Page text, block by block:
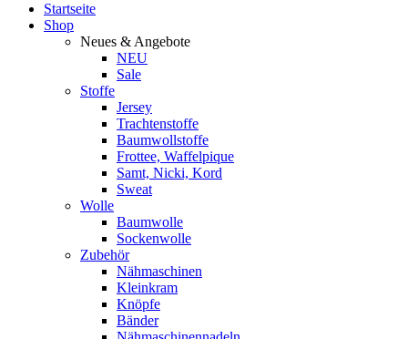
Startseite
Shop
Neues & Angebote
NEU
Sale
Stoffe
Jersey
Trachtenstoffe
Baumwollstoffe
Frottee, Waffelpique
Samt, Nicki, Kord
Sweat
Wolle
Baumwolle
Sockenwolle
Zubehör
Nähmaschinen
Kleinkram
Knöpfe
Bänder